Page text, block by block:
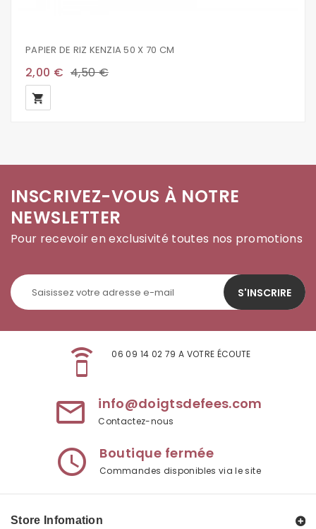
PAPIER DE RIZ KENZIA 50 X 70 CM
2,00 € 4,50 €
local_grocery_store
INSCRIVEZ-VOUS À NOTRE
NEWSLETTER
Pour recevoir en exclusivité toutes nos promotions
S'INSCRIRE
speaker_phone 06 09 14 02 79 A VOTRE ÉCOUTE
mail_outline info@doigtsdefees.com
Contactez-nous
access_time Boutique fermée
Commandes disponibles via le site
Store Infomation